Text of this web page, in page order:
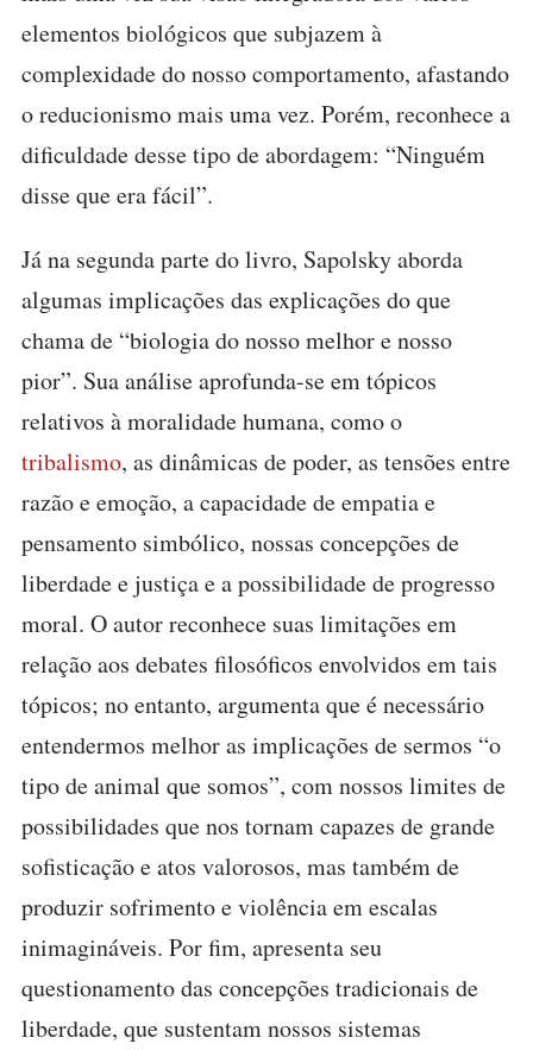
elementos biológicos que subjazem à
complexidade do nosso comportamento, afastando
o reducionismo mais uma vez. Porém, reconhece a
dificuldade desse tipo de abordagem: “Ninguém
disse que era fácil”.
Já na segunda parte do livro, Sapolsky aborda
algumas implicações das explicações do que
chama de “biologia do nosso melhor e nosso
pior”. Sua análise aprofunda-se em tópicos
relativos à moralidade humana, como o
tribalismo, as dinâmicas de poder, as tensões entre
razão e emoção, a capacidade de empatia e
pensamento simbólico, nossas concepções de
liberdade e justiça e a possibilidade de progresso
moral. O autor reconhece suas limitações em
relação aos debates filosóficos envolvidos em tais
tópicos; no entanto, argumenta que é necessário
entendermos melhor as implicações de sermos “o
tipo de animal que somos”, com nossos limites de
possibilidades que nos tornam capazes de grande
sofisticação e atos valorosos, mas também de
produzir sofrimento e violência em escalas
inimagináveis. Por fim, apresenta seu
questionamento das concepções tradicionais de
liberdade, que sustentam nossos sistemas